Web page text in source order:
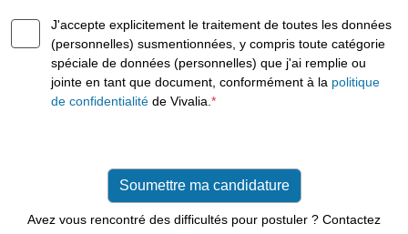
J'accepte explicitement le traitement de toutes les données
(personnelles) susmentionnées, y compris toute catégorie
spéciale de données (personnelles) que j'ai remplie ou
jointe en tant que document, conformément à la politique
de confidentialité de Vivalia. *
Avez vous rencontré des difficultés pour postuler ? Contactez